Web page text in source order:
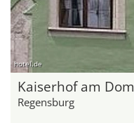
hotel.de
Kaiserhof am Dom
Regensburg